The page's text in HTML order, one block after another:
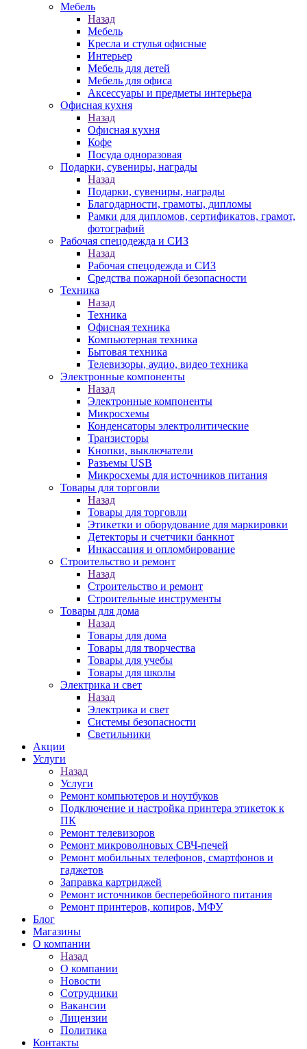
Мебель
Назад
Мебель
Кресла и стулья офисные
Интерьер
Мебель для детей
Мебель для офиса
Аксессуары и предметы интерьера
Офисная кухня
Назад
Офисная кухня
Кофе
Посуда одноразовая
Подарки, сувениры, награды
Назад
Подарки, сувениры, награды
Благодарности, грамоты, дипломы
Рамки для дипломов, сертификатов, грамот,
фотографий
Рабочая спецодежда и СИЗ
Назад
Рабочая спецодежда и СИЗ
Средства пожарной безопасности
Техника
Назад
Техника
Офисная техника
Компьютерная техника
Бытовая техника
Телевизоры, аудио, видео техника
Электронные компоненты
Назад
Электронные компоненты
Микросхемы
Конденсаторы электролитические
Транзисторы
Кнопки, выключатели
Разъемы USB
Микросхемы для источников питания
Товары для торговли
Назад
Товары для торговли
Этикетки и оборудование для маркировки
Детекторы и счетчики банкнот
Инкассация и опломбирование
Строительство и ремонт
Назад
Строительство и ремонт
Строительные инструменты
Товары для дома
Назад
Товары для дома
Товары для творчества
Товары для учебы
Товары для школы
Электрика и свет
Назад
Электрика и свет
Системы безопасности
Светильники
Акции
Услуги
Назад
Услуги
Ремонт компьютеров и ноутбуков
Подключение и настройка принтера этикеток к
ПК
Ремонт телевизоров
Ремонт микроволновых СВЧ-печей
Ремонт мобильных телефонов, смартфонов и
гаджетов
Заправка картриджей
Ремонт источников бесперебойного питания
Ремонт принтеров, копиров, МФУ
Блог
Магазины
О компании
Назад
О компании
Новости
Сотрудники
Вакансии
Лицензии
Политика
Контакты